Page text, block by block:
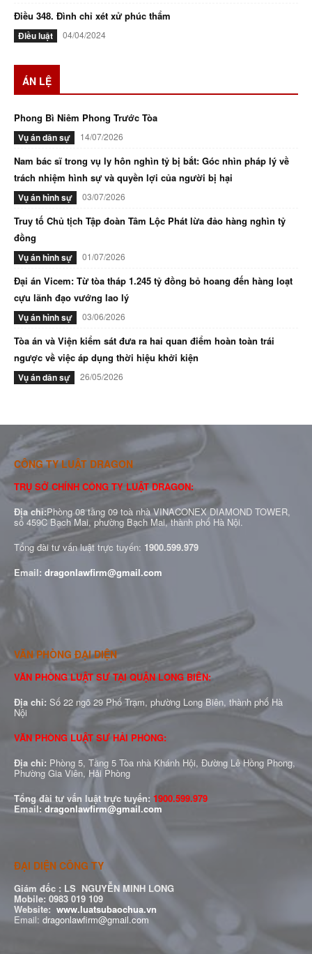
Điều 348. Đình chỉ xét xử phúc thẩm
Điều luật 04/04/2024
ÁN LỆ
Phong Bì Niêm Phong Trước Tòa
Vụ án dân sự 14/07/2026
Nam bác sĩ trong vụ ly hôn nghìn tỷ bị bắt: Góc nhìn pháp lý về
trách nhiệm hình sự và quyền lợi của người bị hại
Vụ án hình sự 03/07/2026
Truy tố Chủ tịch Tập đoàn Tâm Lộc Phát lừa đảo hàng nghìn tỷ
đồng
Vụ án hình sự 01/07/2026
Đại án Vicem: Từ tòa tháp 1.245 tỷ đồng bỏ hoang đến hàng loạt
cựu lãnh đạo vướng lao lý
Vụ án hình sự 03/06/2026
Tòa án và Viện kiểm sát đưa ra hai quan điểm hoàn toàn trái
ngược về việc áp dụng thời hiệu khởi kiện
Vụ án dân sự 26/05/2026
CÔNG TY LUẬT DRAGON
TRỤ SỞ CHÍNH CÔNG TY LUẬT DRAGON:
Địa chỉ:Phòng 08 tầng 09 toà nhà VINACONEX DIAMOND TOWER,
số 459C Bạch Mai, phường Bạch Mai, thành phố Hà Nội.
Tổng đài tư vấn luật trực tuyến: 1900.599.979
Email: dragonlawfirm@gmail.com
VĂN PHÒNG ĐẠI DIỆN
VĂN PHÒNG LUẬT SƯ TẠI QUẬN LONG BIÊN:
Địa chỉ: Số 22 ngõ 29 Phố Trạm, phường Long Biên, thành phố Hà
Nội
VĂN PHÒNG LUẬT SƯ HẢI PHÒNG:
Địa chỉ: Phòng 5, Tầng 5 Tòa nhà Khánh Hội, Đường Lê Hồng Phong,
Phường Gia Viên, Hải Phòng
Tổng đài tư vấn luật trực tuyến: 1900.599.979
Email: dragonlawfirm@gmail.com
ĐẠI DIỆN CÔNG TY
Giám đốc : LS NGUYỄN MINH LONG
Mobile: 0983 019 109
Website: www.luatsubaochua.vn
Email: dragonlawfirm@gmail.com